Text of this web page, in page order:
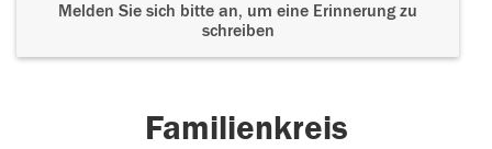
Melden Sie sich bitte an, um eine Erinnerung zu
schreiben
Familienkreis